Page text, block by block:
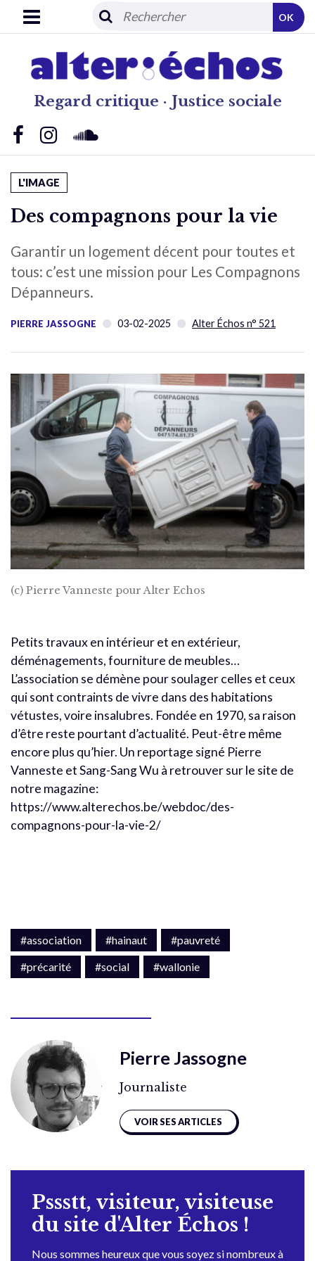
Regard critique · Justice sociale
OK
L'IMAGE
Des compagnons pour la vie
Garantir un logement décent pour toutes et
tous: c’est une mission pour Les Compagnons
Dépanneurs.
PIERRE JASSOGNE 03-02-2025 Alter Échos n° 521
(c) Pierre Vanneste pour Alter Echos
Petits travaux en intérieur et en extérieur,
déménagements, fourniture de meubles…
L’association se démène pour soulager celles et ceux
qui sont contraints de vivre dans des habitations
vétustes, voire insalubres. Fondée en 1970, sa raison
d’être reste pourtant d’actualité. Peut-être même
encore plus qu’hier. Un reportage signé Pierre
Vanneste et Sang-Sang Wu à retrouver sur le site de
notre magazine:
https://www.alterechos.be/webdoc/des-
compagnons-pour-la-vie-2/
#association #hainaut
#pauvreté
#précarité
#social #wallonie
Pierre Jassogne
Journaliste
VOIR SES ARTICLES
Pssstt, visiteur, visiteuse
du site d'Alter Échos !
Nous sommes heureux que vous soyez si nombreux à